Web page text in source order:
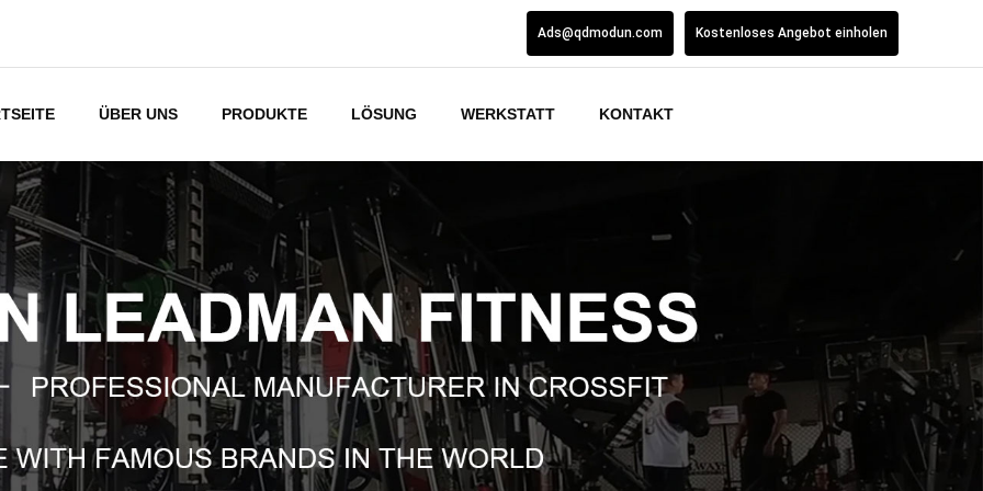
Ads@qdmodun.com Kostenloses Angebot einholen
ÜBER UNS PRODUKTE LÖSUNG WERKSTATT KONTAKT